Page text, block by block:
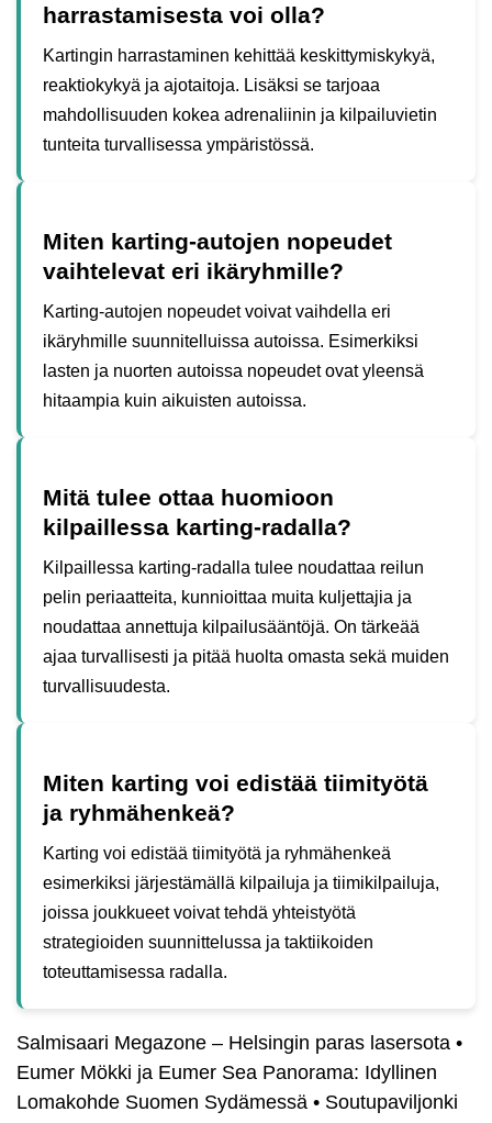
harrastamisesta voi olla?
Kartingin harrastaminen kehittää keskittymiskykyä,
reaktiokykyä ja ajotaitoja. Lisäksi se tarjoaa
mahdollisuuden kokea adrenaliinin ja kilpailuvietin
tunteita turvallisessa ympäristössä.
Miten karting-autojen nopeudet
vaihtelevat eri ikäryhmille?
Karting-autojen nopeudet voivat vaihdella eri
ikäryhmille suunnitelluissa autoissa. Esimerkiksi
lasten ja nuorten autoissa nopeudet ovat yleensä
hitaampia kuin aikuisten autoissa.
Mitä tulee ottaa huomioon
kilpaillessa karting-radalla?
Kilpaillessa karting-radalla tulee noudattaa reilun
pelin periaatteita, kunnioittaa muita kuljettajia ja
noudattaa annettuja kilpailusääntöjä. On tärkeää
ajaa turvallisesti ja pitää huolta omasta sekä muiden
turvallisuudesta.
Miten karting voi edistää tiimityötä
ja ryhmähenkeä?
Karting voi edistää tiimityötä ja ryhmähenkeä
esimerkiksi järjestämällä kilpailuja ja tiimikilpailuja,
joissa joukkueet voivat tehdä yhteistyötä
strategioiden suunnittelussa ja taktiikoiden
toteuttamisessa radalla.
Salmisaari Megazone – Helsingin paras lasersota •
Eumer Mökki ja Eumer Sea Panorama: Idyllinen
Lomakohde Suomen Sydämessä • Soutupaviljonki